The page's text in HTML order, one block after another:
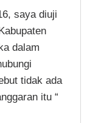
saya diuji
dalam
tidak ada
itu “